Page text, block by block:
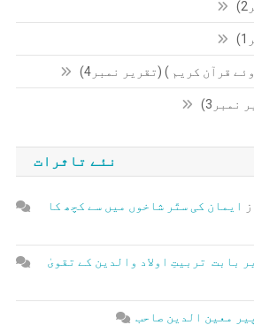
قرآن کریم ) (تقریر نمبر4)
نئے تاثرات
ایمان کی ستّر شاخوں میں سے کچھ کا
بابت تربیتِ اولاد والدین کے تقویٰ
معین الدین صاحب